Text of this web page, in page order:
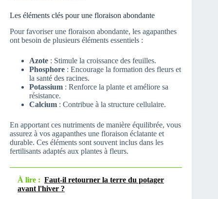
Les éléments clés pour une floraison abondante
Pour favoriser une floraison abondante, les agapanthes
ont besoin de plusieurs éléments essentiels :
Azote : Stimule la croissance des feuilles.
Phosphore : Encourage la formation des fleurs et
la santé des racines.
Potassium : Renforce la plante et améliore sa
résistance.
Calcium : Contribue à la structure cellulaire.
En apportant ces nutriments de manière équilibrée, vous
assurez à vos agapanthes une floraison éclatante et
durable. Ces éléments sont souvent inclus dans les
fertilisants adaptés aux plantes à fleurs.
À lire : Faut-il retourner la terre du potager
avant l'hiver ?